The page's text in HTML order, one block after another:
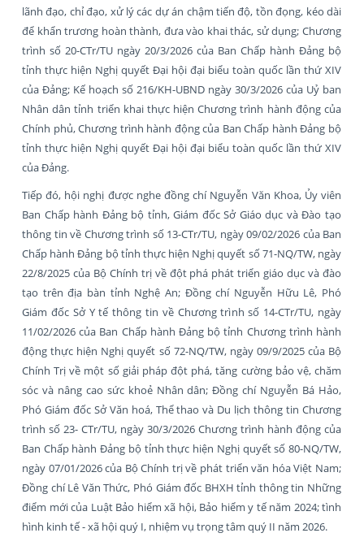
lãnh đạo, chỉ đạo, xử lý các dự án chậm tiến độ, tồn đọng, kéo dài
để khẩn trương hoàn thành, đưa vào khai thác, sử dụng; Chương
trình số 20-CTr/TU ngày 20/3/2026 của Ban Chấp hành Đảng bộ
tỉnh thực hiện Nghị quyết Đại hội đại biểu toàn quốc lần thứ XIV
của Đảng; Kế hoạch số 216/KH-UBND ngày 30/3/2026 của Uỷ ban
Nhân dân tỉnh triển khai thực hiện Chương trình hành động của
Chính phủ, Chương trình hành động của Ban Chấp hành Đảng bộ
tỉnh thực hiện Nghị quyết Đại hội đại biểu toàn quốc lần thứ XIV
của Đảng.
Tiếp đó, hội nghị được nghe đồng chí Nguyễn Văn Khoa, Ủy viên
Ban Chấp hành Đảng bộ tỉnh, Giám đốc Sở Giáo dục và Đào tạo
thông tin về Chương trình số 13-CTr/TU, ngày 09/02/2026 của Ban
Chấp hành Đảng bộ tỉnh thực hiện Nghị quyết số 71-NQ/TW, ngày
22/8/2025 của Bộ Chính trị về đột phá phát triển giáo dục và đào
tạo trên địa bàn tỉnh Nghệ An; Đồng chí Nguyễn Hữu Lê, Phó
Giám đốc Sở Y tế thông tin về Chương trình số 14-CTr/TU, ngày
11/02/2026 của Ban Chấp hành Đảng bộ tỉnh Chương trình hành
động thực hiện Nghị quyết số 72-NQ/TW, ngày 09/9/2025 của Bộ
Chính Trị về một số giải pháp đột phá, tăng cường bảo vệ, chăm
sóc và nâng cao sức khoẻ Nhân dân; Đồng chí Nguyễn Bá Hảo,
Phó Giám đốc Sở Văn hoá, Thể thao và Du lịch thông tin Chương
trình số 23- CTr/TU, ngày 30/3/2026 Chương trình hành động của
Ban Chấp hành Đảng bộ tỉnh thực hiện Nghị quyết số 80-NQ/TW,
ngày 07/01/2026 của Bộ Chính trị về phát triển văn hóa Việt Nam;
Đồng chí Lê Văn Thức, Phó Giám đốc BHXH tỉnh thông tin Những
điểm mới của Luật Bảo hiểm xã hội, Bảo hiểm y tế năm 2024; tình
hình kinh tế - xã hội quý I, nhiệm vụ trọng tâm quý II năm 2026.